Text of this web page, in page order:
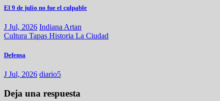
El 9 de julio no fue el culpable
J Jul, 2026 Indiana Artan
Cultura Tapas Historia La Ciudad
Defensa
J Jul, 2026 diario5
Deja una respuesta